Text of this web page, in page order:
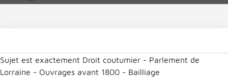
Sujet est exactement Droit coutumier - Parlement de
Lorraine - Ouvrages avant 1800 - Bailliage